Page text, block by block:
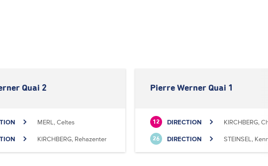
Quai 2
MERL, Celtes
KIRCHBERG, Rehazenter
Pierre Werner Quai 1
12 DIRECTION KIRCHBERG,
26 DIRECTION STEINSEL,